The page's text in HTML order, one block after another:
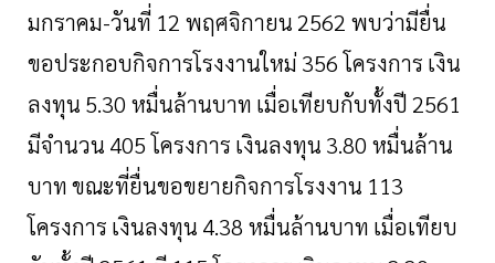
มกราคม-วันที่ 12 พฤศจิกายน2562 พบว่ามียื่น
ขอประกอบกิจการโรงงานใหม่356โครงการ เงิน
ลงทุน 5.30 หมื่นล้านบาท เมื่อเทียบกับทั้งปี2561
มีจำนวน 405โครงการ เงินลงทุน 3.80 หมื่นล้าน
บาทขณะที่ยื่นขอขยายกิจการโรงงาน 113
โครงการ เงินลงทุน 4.38 หมื่นล้านบาท เมื่อเทียบ